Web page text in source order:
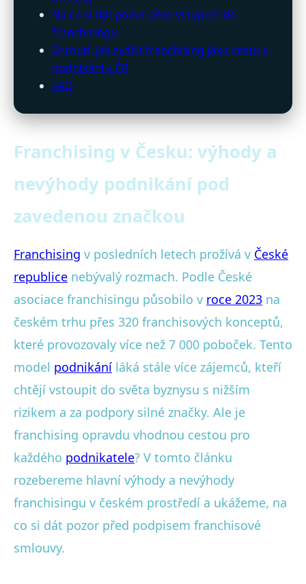
Na co si dát pozor před vstupem do
franchisingu
Shrnutí: jak zvážit franchising jako cestu k
podnikání v ČR
FAQ
Franchising v Česku: výhody a
nevýhody podnikání pod
zavedenou značkou
Franchising v posledních letech prožívá v České
republice nebývalý rozmach. Podle České
asociace franchisingu působilo v roce 2023 na
českém trhu přes 320 franchisových konceptů,
které provozovaly více než 7 000 poboček. Tento
model podnikání láká stále více zájemců, kteří
chtějí vstoupit do světa byznysu s nižším
rizikem a za podpory silné značky. Ale je
franchising opravdu vhodnou cestou pro
každého podnikatele? V tomto článku
rozebereme hlavní výhody a nevýhody
franchisingu v českém prostředí a ukážeme, na
co si dát pozor před podpisem franchisové
smlouvy.